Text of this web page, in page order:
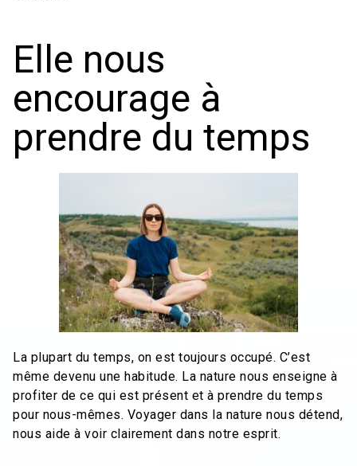
Elle nous
encourage à
prendre du temps
La plupart du temps, on est toujours occupé. C’est
même devenu une habitude. La nature nous enseigne à
profiter de ce qui est présent et à prendre du temps
pour nous-mêmes. Voyager dans la nature nous détend,
nous aide à voir clairement dans notre esprit.